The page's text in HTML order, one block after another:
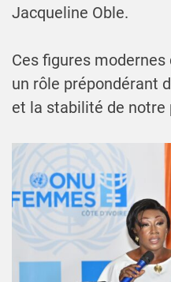
Jacqueline Oble.
Ces figures
un rôle prépondérant
et la stabilité de notre